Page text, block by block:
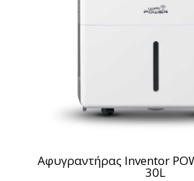
Αφυγραντήρας Inventor
30L